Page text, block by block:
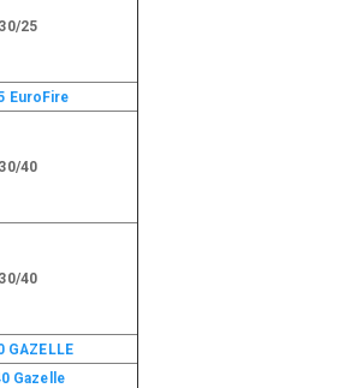
25
EuroFire
40
40
GAZELLE
Gazelle